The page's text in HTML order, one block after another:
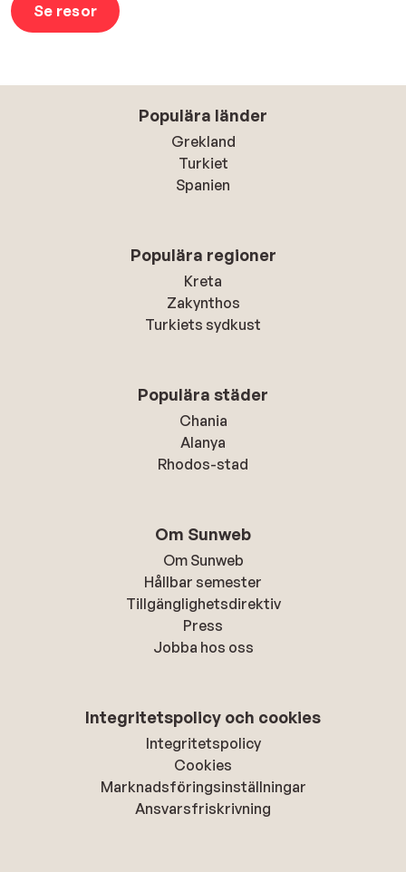
Se resor
Populära länder
Grekland
Turkiet
Spanien
Populära regioner
Kreta
Zakynthos
Turkiets sydkust
Populära städer
Chania
Alanya
Rhodos-stad
Om Sunweb
Om Sunweb
Hållbar semester
Tillgänglighetsdirektiv
Press
Jobba hos oss
Integritetspolicy och cookies
Integritetspolicy
Cookies
Marknadsföringsinställningar
Ansvarsfriskrivning